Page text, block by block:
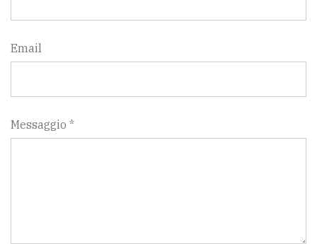
policy
Email
Messaggio *